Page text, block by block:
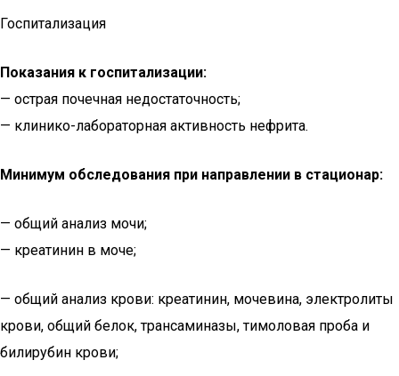
Госпитализация
Показания к госпитализации:
— острая почечная недостаточность;
— клинико-лабораторная активность нефрита.
Минимум обследования при направлении в стационар:
— общий анализ мочи;
— креатинин в моче;
— общий анализ крови: креатинин, мочевина, электролиты
крови, общий белок, трансаминазы, тимоловая проба и
билирубин крови;